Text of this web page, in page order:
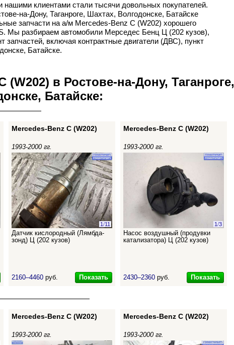
клиентами стали тысячи довольных покупателей.
на-Дону, Таганроге, Шахтах, Волгодонске, Батайске
запчасти на а/м Mercedes-Benz C (W202) хорошего
Мы разбираем автомобили Мерседес Бенц Ц (202 кузов),
включая контрактные двигатели (ДВС), пункт
Батайске.
(W202) в Ростове-на-Дону, Таганроге,
Батайске:
Mercedes-Benz C (W202)
1993-2000 гг.
1/11
Датчик кислородный (Лямбда-
зонд) Ц (202 кузов)
2160–4460 руб. Показать
Mercedes-Benz C (W202)
1993-2000 гг.
1/3
Насос воздушный (продувки
катализатора) Ц (202 кузов)
2430–2360 руб. Показать
Mercedes-Benz C (W202)
1993-2000 гг.
Mercedes-Benz C (W202)
1993-2000 гг.